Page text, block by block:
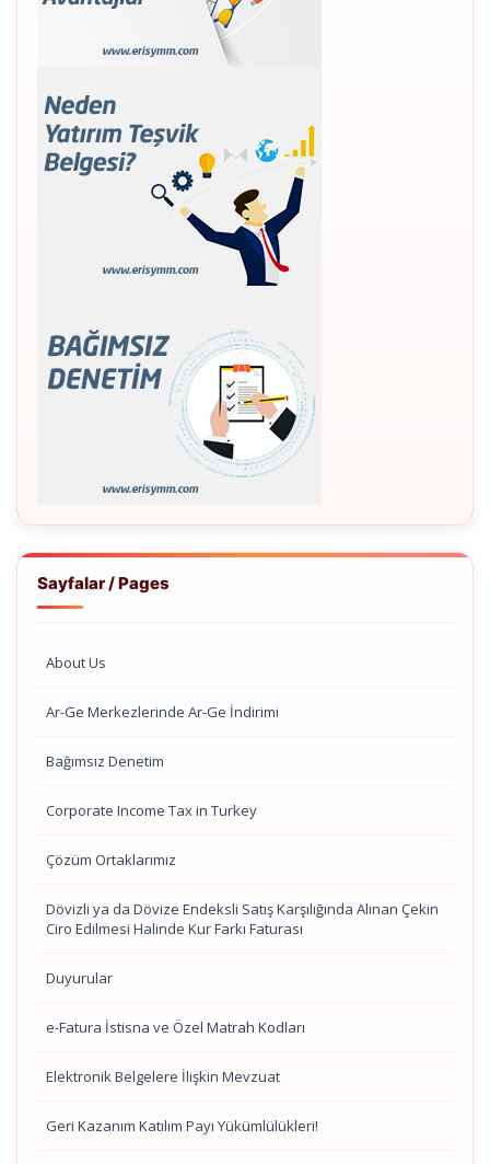
Sayfalar / Pages
About Us
Ar-Ge Merkezlerinde Ar-Ge İndirimi
Bağımsız Denetim
Corporate Income Tax in Turkey
Çözüm Ortaklarımız
Dövizli ya da Dövize Endeksli Satış Karşılığında Alınan Çekin
Ciro Edilmesi Halinde Kur Farkı Faturası
Duyurular
e-Fatura İstisna ve Özel Matrah Kodları
Elektronik Belgelere İlişkin Mevzuat
Geri Kazanım Katılım Payı Yükümlülükleri!